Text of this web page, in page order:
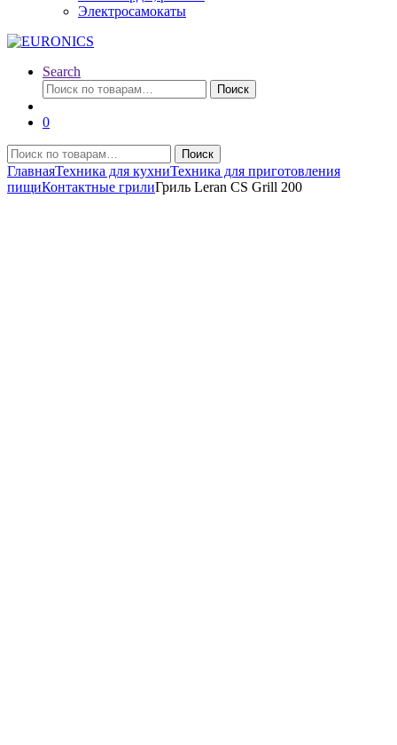
Электросамокаты
Search
Искать:
Поиск
0
Искать:
Поиск
ГлавнаяТехника для кухниТехника для приготовления
пищиКонтактные грилиГриль Leran CS Grill 200